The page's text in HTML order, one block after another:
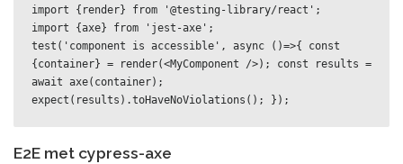
import {render} from '@testing-library/react';
import {axe} from 'jest-axe';
test('component is accessible', async ()=>{ const
{container} = render(<MyComponent />); const results =
await axe(container);
expect(results).toHaveNoViolations(); });
E2E met cypress-axe